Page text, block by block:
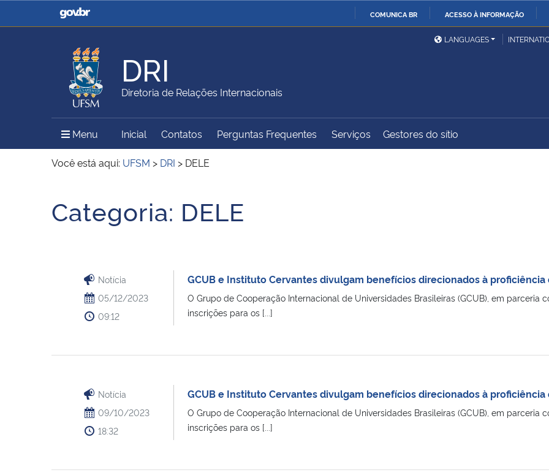
COMUNICA BR ACESSO À INFORMAÇÃO
Casa Civil
Ministério da Justiça e
Ministério da Defesa
Ministério das Relações
Exteriores
Ministério da Agricultura,
Pecuária e Abastecimento
Ministério do Meio Ambiente Ministério do Turismo
Ministério do
Controladoria-Geral da
Secretaria de Governo
Gabinete de Segurança
LANGUAGES
DRI
Diretoria de Relações Internacionais
Menu Menu Principal do Sítio
Inicial Contatos Perguntas Frequentes Serviços Gestores do sítio
Você está aqui: UFSM > DRI > DELE
Categoria: DELE
Notícia
05/12/2023
09:12
GCUB e Instituto Cervantes divulgam benefícios direcionados à
O Grupo de Cooperação Internacional de Universidades Brasileiras (GCUB), em parceria
inscrições para os [...]
Notícia
09/10/2023
18:32
GCUB e Instituto Cervantes divulgam benefícios direcionados à
O Grupo de Cooperação Internacional de Universidades Brasileiras (GCUB), em parceria
inscrições para os [...]